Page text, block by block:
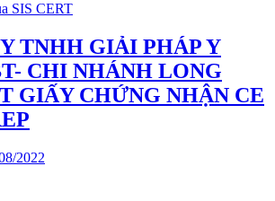
SIS CERT
TNHH GIẢI PHÁP Y
CHI NHÁNH LONG
GIẤY CHỨNG NHẬN CE
2022